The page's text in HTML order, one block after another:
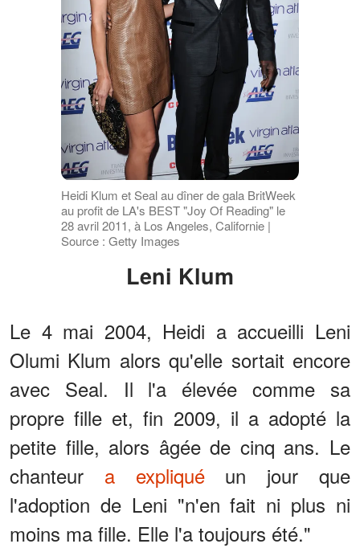
Heidi Klum et Seal au dîner de gala BritWeek
au profit de LA's BEST "Joy Of Reading" le
28 avril 2011, à Los Angeles, Californie |
Source : Getty Images
Leni Klum
Le 4 mai 2004, Heidi a accueilli Leni
Olumi Klum alors qu'elle sortait encore
avec Seal. Il l'a élevée comme sa
propre fille et, fin 2009, il a adopté la
petite fille, alors âgée de cinq ans. Le
chanteur a expliquéun jour que
l'adoption de Leni "n'en fait ni plus ni
moins ma fille. Elle l'a toujours été."